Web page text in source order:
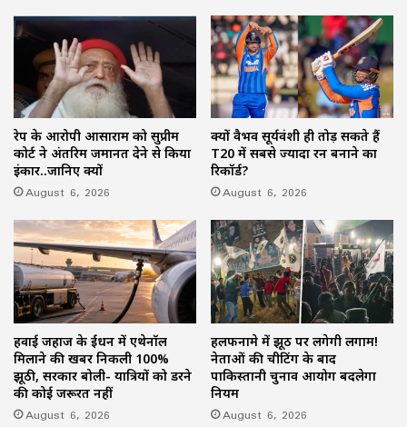
रेप के आरोपी आसाराम को सुप्रीम
कोर्ट ने अंतरिम जमानत देने से किया
इंकार..जानिए क्यों
August 6, 2026
क्यों वैभव सूर्यवंशी ही तोड़ सकते हैं
T20 में सबसे ज्यादा रन बनाने का
रिकॉर्ड?
August 6, 2026
हवाई जहाज के ईंधन में एथेनॉल
मिलाने की खबर निकली 100%
झूठी, सरकार बोली- यात्रियों को डरने
की कोई जरूरत नहीं
August 6, 2026
हलफनामे में झूठ पर लगेगी लगाम!
नेताओं की चीटिंग के बाद
पाकिस्तानी चुनाव आयोग बदलेगा
नियम
August 6, 2026